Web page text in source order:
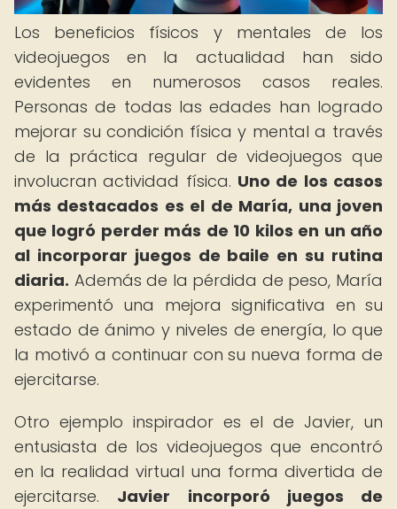
Los beneficios físicos y mentales de los
videojuegos en la actualidad han sido
evidentes en numerosos casos reales.
Personas de todas las edades han logrado
mejorar su condición física y mental a través
de la práctica regular de videojuegos que
involucran actividad física. Uno de los casos
más destacados es el de María, una joven
que logró perder más de 10 kilos en un año
al incorporar juegos de baile en su rutina
diaria. Además de la pérdida de peso, María
experimentó una mejora significativa en su
estado de ánimo y niveles de energía, lo que
la motivó a continuar con su nueva forma de
ejercitarse.
Otro ejemplo inspirador es el de Javier, un
entusiasta de los videojuegos que encontró
en la realidad virtual una forma divertida de
ejercitarse. Javier incorporó juegos de